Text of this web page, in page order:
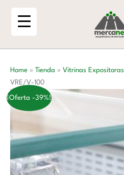
Home » Tienda » Vitrinas Expositoras
VRE/V-100
¡Oferta -39%!
100
cantidad